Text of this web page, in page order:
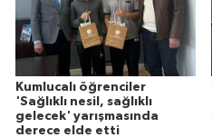
Kumlucalı öğrenciler
'Sağlıklı nesil, sağlıklı
gelecek' yarışmasında
derece elde etti